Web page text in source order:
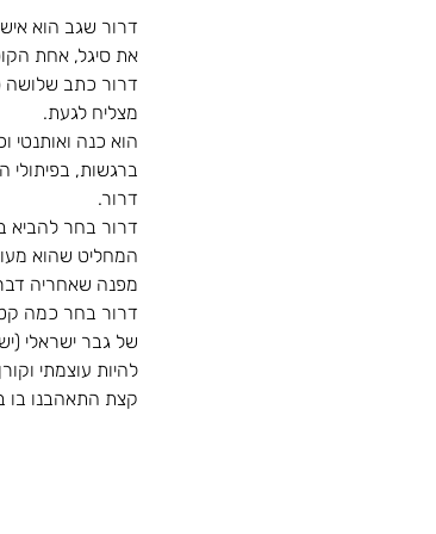
דרור שגב הוא
את סיגל, אחת
דרור כתב שלושה
מצליח לגעת.
הוא כנה ואותנטי
ברגשות, בפיתולי
דרור.
המחליט שהוא
מפנה שאחריה
דרור בחר כמה
של גבר ישראלי
להיות עוצמתי
קצת התאהבנו בו